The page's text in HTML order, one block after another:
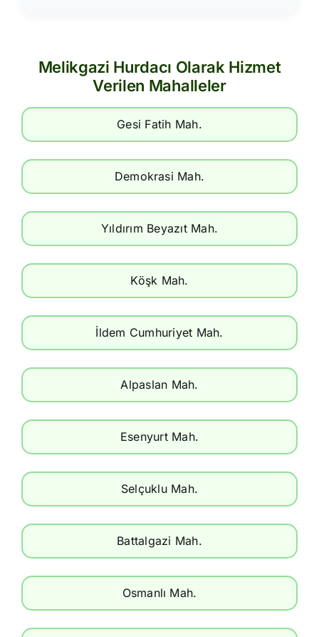
Melikgazi Hurdacı Olarak Hizmet
Verilen Mahalleler
Gesi Fatih Mah.
Demokrasi Mah.
Yıldırım Beyazıt Mah.
Köşk Mah.
İldem Cumhuriyet Mah.
Alpaslan Mah.
Esenyurt Mah.
Selçuklu Mah.
Battalgazi Mah.
Osmanlı Mah.